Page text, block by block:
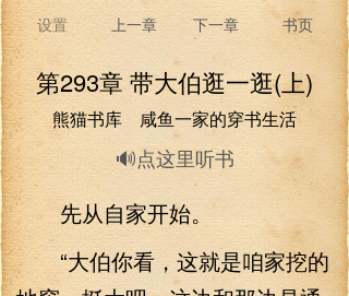
设置 上一章 下一章 书页
第293章 带大伯逛一逛(上)
熊猫书库 咸鱼一家的穿书生活
🔊点这里听书
先从自家开始。
“大伯你看，这就是咱家挖的